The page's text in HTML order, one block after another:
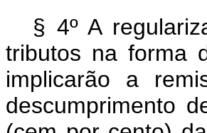
§ 4º A
tributos na forma
implicarão a
descumprimento